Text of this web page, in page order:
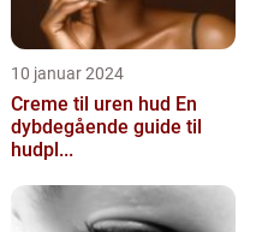
10 januar 2024
Creme til uren hud En
dybdegående guide til
hudpl...